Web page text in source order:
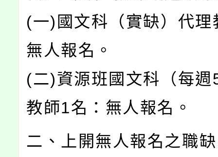
(一)國文科（實缺）代理
無人報名。
(二)資源班國文科（每週
教師1名：無人報名。
二、上開無人報名之職